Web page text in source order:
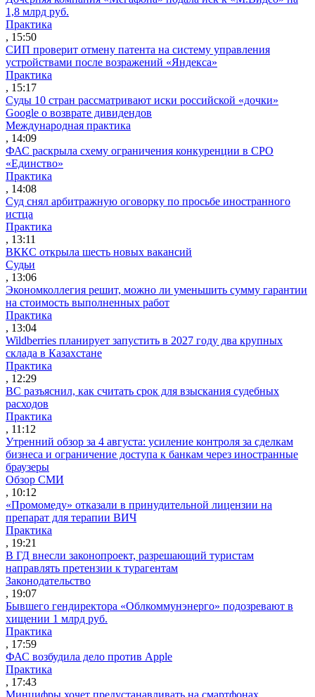
1,8 млрд руб.
Практика
, 15:50
СИП проверит отмену патента на систему управления
устройствами после возражений «Яндекса»
Практика
, 15:17
Суды 10 стран рассматривают иски российской «дочки»
Google о возврате дивидендов
Международная практика
, 14:09
ФАС раскрыла схему ограничения конкуренции в СРО
«Единство»
Практика
, 14:08
Суд снял арбитражную оговорку по просьбе иностранного
истца
Практика
, 13:11
ВККС открыла шесть новых вакансий
Судьи
, 13:06
Экономколлегия решит, можно ли уменьшить сумму гарантии
на стоимость выполненных работ
Практика
, 13:04
Wildberries планирует запустить в 2027 году два крупных
склада в Казахстане
Практика
, 12:29
ВС разъяснил, как считать срок для взыскания судебных
расходов
Практика
, 11:12
Утренний обзор за 4 августа: усиление контроля за сделкам
бизнеса и ограничение доступа к банкам через иностранные
браузеры
Обзор СМИ
, 10:12
«Промомеду» отказали в принудительной лицензии на
препарат для терапии ВИЧ
Практика
, 19:21
В ГД внесли законопроект, разрешающий туристам
направлять претензии к турагентам
Законодательство
, 19:07
Бывшего гендиректора «Облкоммунэнерго» подозревают в
хищении 1 млрд руб.
Практика
, 17:59
ФАС возбудила дело против Apple
Практика
, 17:43
Минцифры хочет предустанавливать на смартфонах